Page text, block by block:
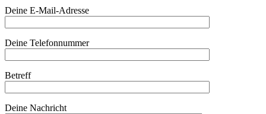
Deine E-Mail-Adresse
Deine Telefonnummer
Betreff
Deine Nachricht